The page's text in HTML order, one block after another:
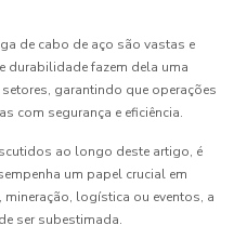
de cabo de aço são vastas e
durabilidade fazem dela uma
garantindo que operações
com segurança e eficiência.
ao longo deste artigo, é
um papel crucial em
logística ou eventos, a
ser subestimada.